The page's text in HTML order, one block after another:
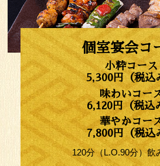
個室宴会コ
小粋コース
5,300円（税込
味わいコー
6,120円（税込
華やかコー
7,800円（税込
120分（L.O.90分）飲